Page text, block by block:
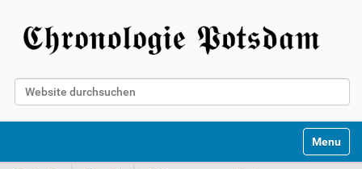
Website durchsuchen
Toggle